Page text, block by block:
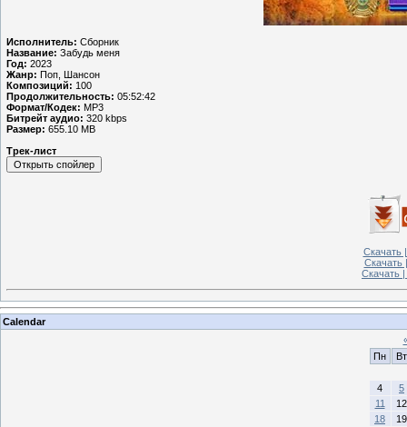
Исполнитель: Сборник
Название: Забудь меня
Год: 2023
Жанр: Поп, Шансон
Композиций: 100
Продолжительность: 05:52:42
Формат/Кодек: MP3
Битрейт аудио: 320 kbps
Размер: 655.10 MB
Трек-лист
Скачать
Скачать
Скачать
Calendar
Пн
Вт
4
5
11
12
18
19